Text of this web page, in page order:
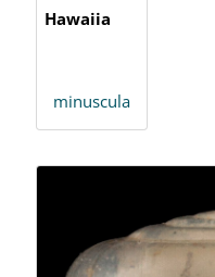
Hawaiia
minuscula